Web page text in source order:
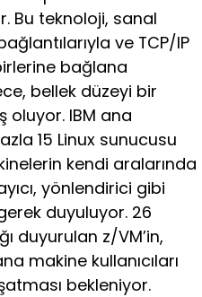
Bu teknoloji, sanal
ve TCP/IP
bağlana
bellek düzeyi bir
oluyor. IBM ana
15 Linux sunucusu
kendi aralarında
yönlendirici gibi
duyuluyor. 26
duyurulan z/VM’in,
makine kullanıcıları
bekleniyor.